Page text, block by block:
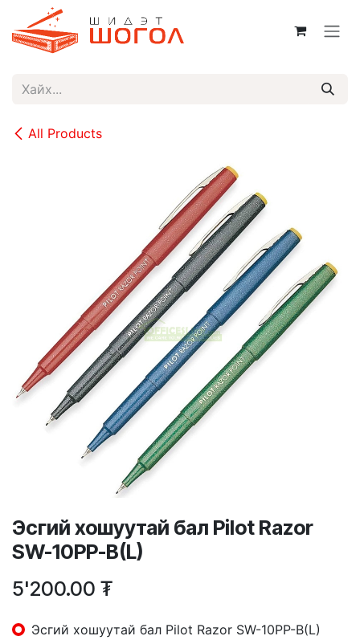
Skip to Content
All Products
Эсгий хошуутай бал Pilot Razor
SW-10PP-B(L)
5'200.00 ₮
Эсгий хошуутай бал Pilot Razor SW-10PP-B(L)